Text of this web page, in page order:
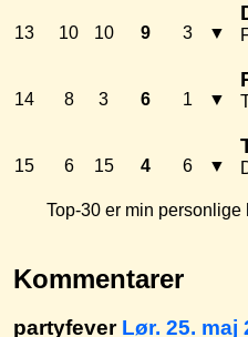
13 10 10 9 3 ▼
14 8 3 6 1 ▼
15 6 15 4 6 ▼
Top-30 er min
Kommentarer
partyfever Lør. 25. maj